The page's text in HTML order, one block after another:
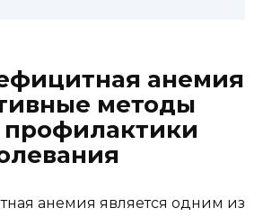
анемия
методы
анемия является одним из